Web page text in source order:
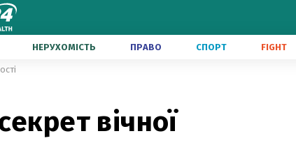
НЕРУХОМІСТЬ ПРАВО СПОРТ FIGHT
вічної